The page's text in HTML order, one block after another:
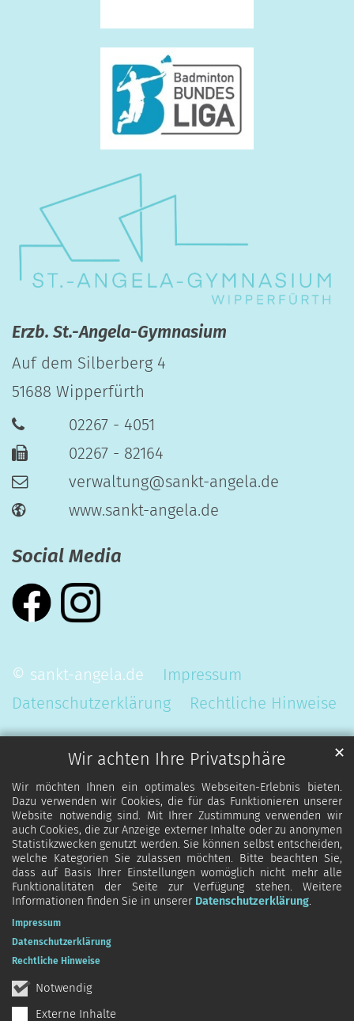
Wir achten Ihre Privatsphäre
Wir möchten Ihnen ein optimales Webseiten-Erlebnis bieten.
Dazu verwenden wir Cookies, die für das Funktionieren unserer
Website notwendig sind. Mit Ihrer Zustimmung verwenden wir
auch Cookies, die zur Anzeige externer Inhalte oder zu anonymen
Statistikzwecken genutzt werden. Sie können selbst entscheiden,
welche Kategorien Sie zulassen möchten. Bitte beachten Sie,
dass auf Basis Ihrer Einstellungen womöglich nicht mehr alle
Funktionalitäten der Seite zur Verfügung stehen. Weitere
Informationen finden Sie in unserer Datenschutzerklärung.
Notwendig
Externe Inhalte
✕
Impressum
Datenschutzerklärung
Rechtliche Hinweise
Erzb. St.-Angela-Gymnasium
Auf dem Silberberg 4
51688 Wipperfürth
02267 - 4051
02267 - 82164
verwaltung@sankt-angela.de
www.sankt-angela.de
Social Media
© sankt-angela.de
Impressum
Datenschutzerklärung
Rechtliche Hinweise